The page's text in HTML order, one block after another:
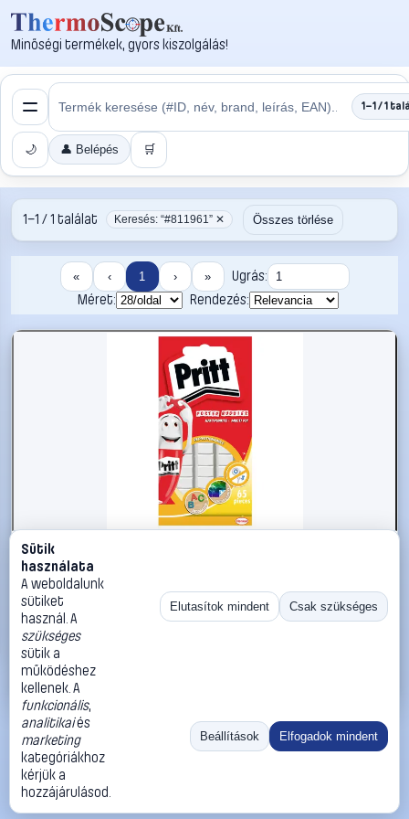
Minőségi termékek, gyors kiszolgálás!
1–1 / 1
🌙 👤 Belépés 🛒
1–1 / 1 találat Keresés: “#811961” ✕ Összes törlése
« ‹ 1 › »
Ugrás:
Méret:
Rendezés:
#811961
Ragasztópontok, Pritt ON + OFF MULTI-FIX PGP55 10 x 10
mm, tartalom: 1 szett
Pritt Ragasztószalagok
1 090 Ft
Kosárba
«
Ugrás:
Méret:
Rendezés:
©2026
ThermoScope
ÁSZF
Cégbemutató
Sütik
használata
A weboldalunk
sütiket
használ. A
szükséges
sütik a
működéshez
kellenek. A
funkcionális,
analitikaiés
marketing
kategóriákhoz
kérjük a
hozzájárulásod.
Elutasítok mindent Csak szükséges
Beállítások Elfogadok mindent